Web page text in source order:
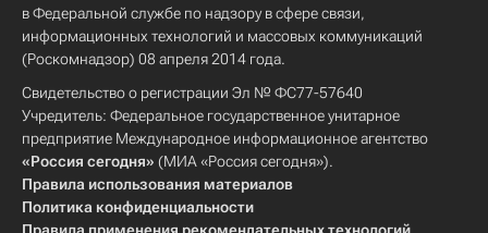
в Федеральной службе по надзору в сфере связи,
информационных технологий и массовых коммуникаций
(Роскомнадзор) 08 апреля 2014 года.
Свидетельство о регистрации Эл № ФС77-57640
Учредитель: Федеральное государственное унитарное
предприятие Международное информационное агентство
«Россия сегодня» (МИА «Россия сегодня»).
Правила использования материалов
Политика конфиденциальности